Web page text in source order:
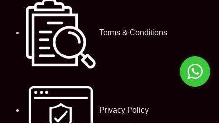
Terms & Conditions
Privacy Policy